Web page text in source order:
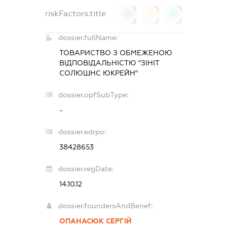
riskFactors.title
dossier.fullName:
ТОВАРИСТВО З ОБМЕЖЕНОЮ
ВІДПОВІДАЛЬНІСТЮ "ЗІНІТ
СОЛЮШНС ЮКРЕЙН"
dossier.opfSubType:
-
dossier.edrpo:
38428653
dossier.regDate:
14.10.12
dossier.foundersAndBenef:
ОПАНАСЮК СЕРГІЙ